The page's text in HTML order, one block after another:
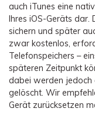
auch iTunes eine
Ihres iOS-Geräts dar.
sichern und später
zwar kostenlos,
Telefonspeichers –
späteren Zeitpunkt
dabei werden jedoch
gelöscht. Wir
Gerät zurücksetzen